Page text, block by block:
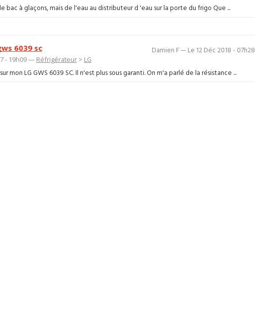
bac à glaçons, mais de l'eau au distributeur d 'eau sur la porte du frigo Que ...
Damien F — Le 12 Déc 2018 - 07h28
6039 sc
- 19h09 — Réfrigérateur> LG
mon LG GWS 6039 SC. Il n'est plus sous garanti. On m'a parlé de la résistance ...